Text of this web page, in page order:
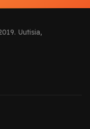
Uutisia,